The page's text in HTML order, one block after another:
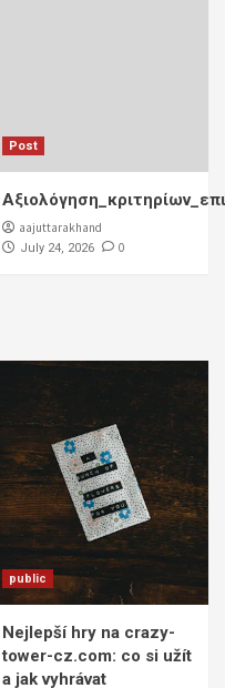
Post
aajuttarakhand
July 24, 2026 0
public
Nejlepší hry na crazy-
tower-cz.com: co si užít
a jak vyhrávat